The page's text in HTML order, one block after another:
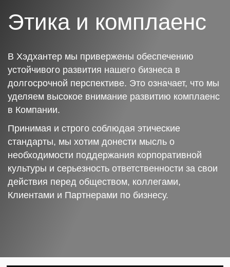
Этика и комплаенс
В Хэдхантер мы привержены обеспечению
устойчивого развития нашего бизнеса в
долгосрочной перспективе. Это означает, что мы
уделяем высокое внимание развитию комплаенс
в Компании.
Принимая и строго соблюдая этические
стандарты, мы хотим донести мысль о
необходимости поддержания корпоративной
культуры и серьезность ответственности за свои
действия перед обществом, коллегами,
Клиентами и Партнерами по бизнесу.